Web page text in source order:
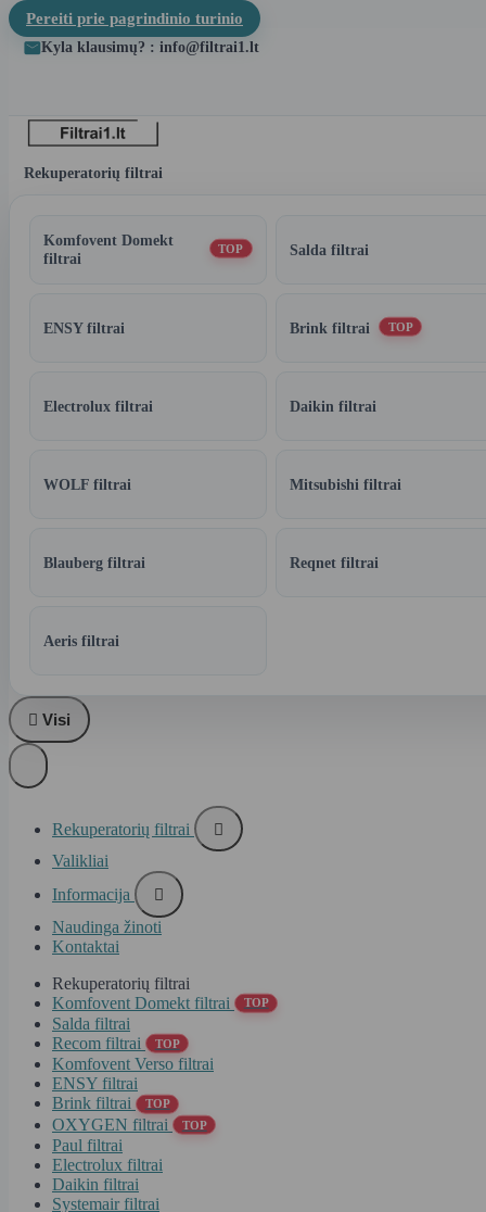
Pereiti prie pagrindinio turinio
Kyla klausimų? : info@filtrai1.lt
Rekuperatorių filtrai
Komfovent Domekt
filtrai
TOP Salda filtrai
ENSY filtrai Brink filtrai TOP
Electrolux filtrai Daikin filtrai
WOLF filtrai Mitsubishi filtrai
Blauberg filtrai Reqnet filtrai
Aeris filtrai
 Visi
Rekuperatorių filtrai

Valikliai
Informacija

Naudinga žinoti
Kontaktai
Rekuperatorių filtrai
Komfovent Domekt filtrai
TOP
Salda filtrai
Recom filtrai
TOP
Komfovent Verso filtrai
ENSY filtrai
Brink filtrai
TOP
OXYGEN filtrai TOP
Paul filtrai
Electrolux filtrai
Daikin filtrai
Systemair filtrai